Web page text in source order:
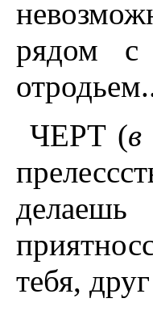
рядом с
ЧЕРТ (в
тебя,